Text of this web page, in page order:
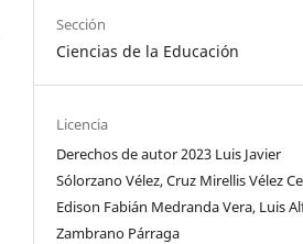
Sección
Ciencias de la Educación
Licencia
Derechos de autor 2023 Luis Javier
Sólorzano Vélez, Cruz Mirellis Vélez
Edison Fabián Medranda Vera, Luis
Zambrano Párraga